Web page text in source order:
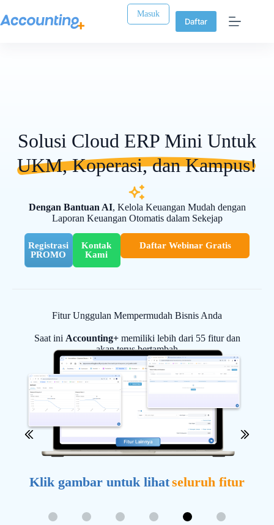
Masuk
Daftar
Solusi Cloud ERP Mini Untuk
UKM, Koperasi, dan Kampus!
Dengan Bantuan AI, Kelola Keuangan Mudah dengan
Laporan Keuangan Otomatis dalam Sekejap
Registrasi
PROMO
Kontak
Kami
Daftar Webinar Gratis
Fitur Unggulan Mempermudah Bisnis Anda​
Saat ini Accounting+memiliki lebih dari 55 fitur dan
akan terus bertambah
Klik gambar untuk lihatseluruh fitur